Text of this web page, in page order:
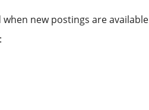
new postings are available